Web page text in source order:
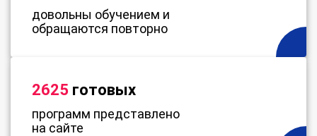
довольны обучением и
обращаются повторно
2625 готовых
программ представлено
на сайте